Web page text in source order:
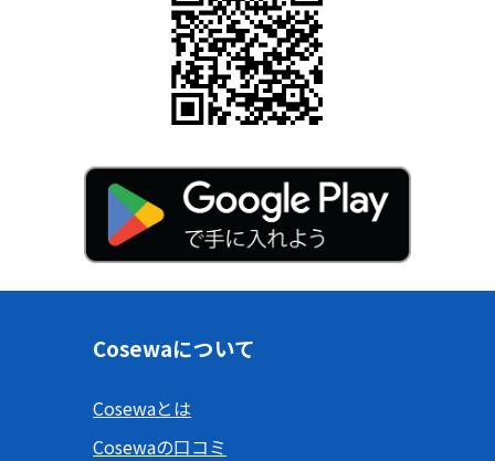
Cosewaについて
Cosewaとは
Cosewaの口コミ